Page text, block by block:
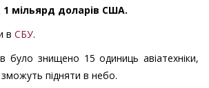
1 мільярд доларів США.
в СБУ.
було знищено 15 одиниць авіатехніки,
підняти в небо.